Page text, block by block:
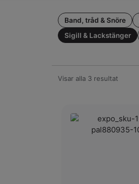
Band, tråd & Snöre
Sigill & Lackstänger
Visar alla 3 resultat